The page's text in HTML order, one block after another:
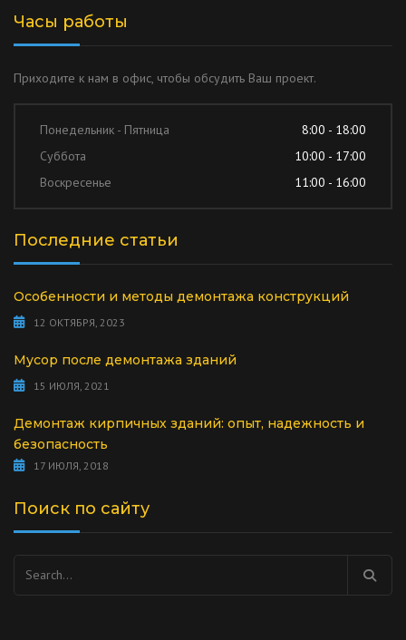
Часы работы
Приходите к нам в офис, чтобы обсудить Ваш проект.
Понедельник - Пятница
8:00 - 18:00
Суббота
10:00 - 17:00
Воскресенье
11:00 - 16:00
Последние статьи
Особенности и методы демонтажа конструкций
12 ОКТЯБРЯ, 2023
Мусор после демонтажа зданий
15 ИЮЛЯ, 2021
Демонтаж кирпичных зданий: опыт, надежность и
безопасность
17 ИЮЛЯ, 2018
Поиск по сайту